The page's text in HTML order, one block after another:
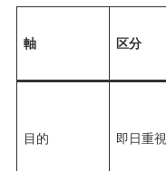
軸 区分
目的 即日重視